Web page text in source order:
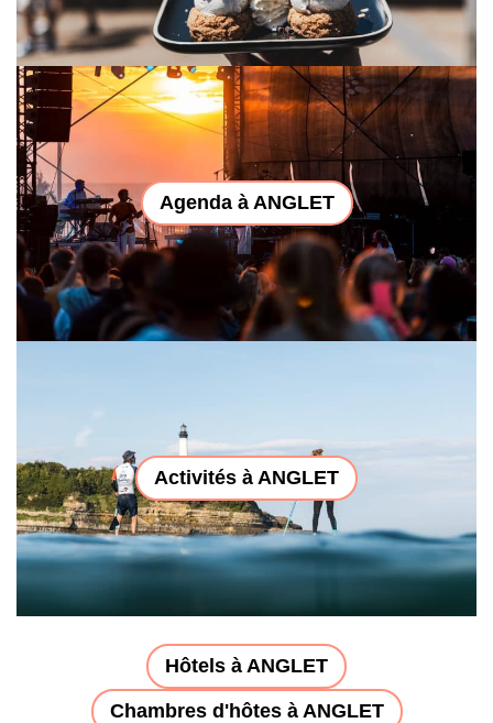
Agenda à ANGLET
Activités à ANGLET
Hôtels à ANGLET
Chambres d'hôtes à ANGLET